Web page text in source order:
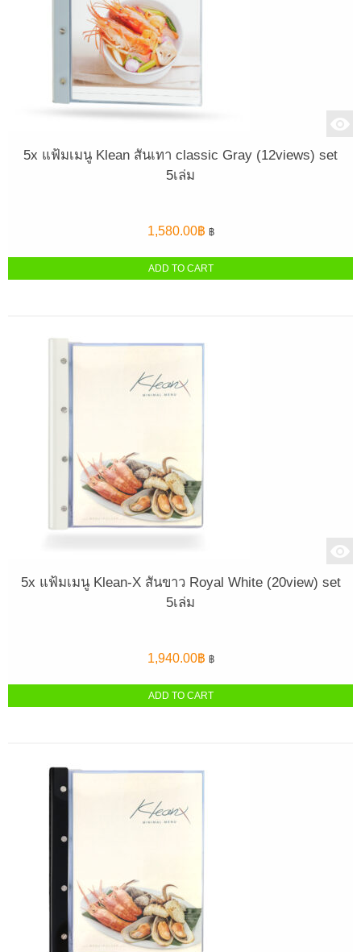
5x แฟ้มเมนู Klean สันเทา classic Gray (12views) set
5เล่ม
1,580.00฿ ฿
ADD TO CART
5x แฟ้มเมนู Klean-X สันขาว Royal White (20view) set
5เล่ม
1,940.00฿ ฿
ADD TO CART